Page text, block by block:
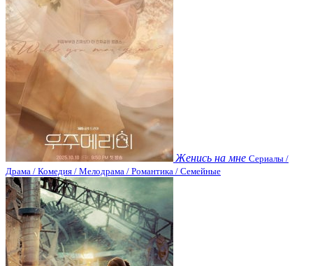
Женись на мне Сериалы /
Драма / Комедия / Мелодрама / Романтика / Семейные